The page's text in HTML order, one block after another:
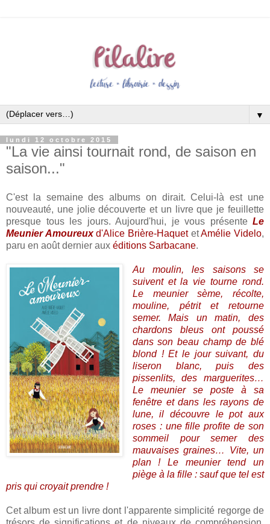
▼
lundi 12 octobre 2015
"La vie ainsi tournait rond, de saison en
saison..."
C'est la semaine des albums on dirait. Celui-là est une
nouveauté, une jolie découverte et un livre que je feuillette
presque tous les jours. Aujourd'hui, je vous présente Le
Meunier Amoureux d'Alice Brière-HaquetetAmélie Videlo,
paru en août dernier aux éditions Sarbacane.
Au moulin, les saisons se
suivent et la vie tourne rond.
Le meunier sème, récolte,
mouline, pétrit et retourne
semer. Mais un matin, des
chardons bleus ont poussé
dans son beau champ de blé
blond ! Et le jour suivant, du
liseron blanc, puis des
pissenlits, des marguerites…
Le meunier se poste à sa
fenêtre et dans les rayons de
lune, il découvre le pot aux
roses : une fille profite de son
sommeil pour semer des
mauvaises graines… Vite, un
plan ! Le meunier tend un
piège à la fille : sauf que tel est
pris qui croyait prendre !
Cet album est un livre dont l'apparente simplicité regorge de